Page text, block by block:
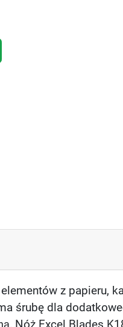
z papieru,
śrubę dla